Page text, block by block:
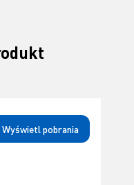
Wyświetl pobrania